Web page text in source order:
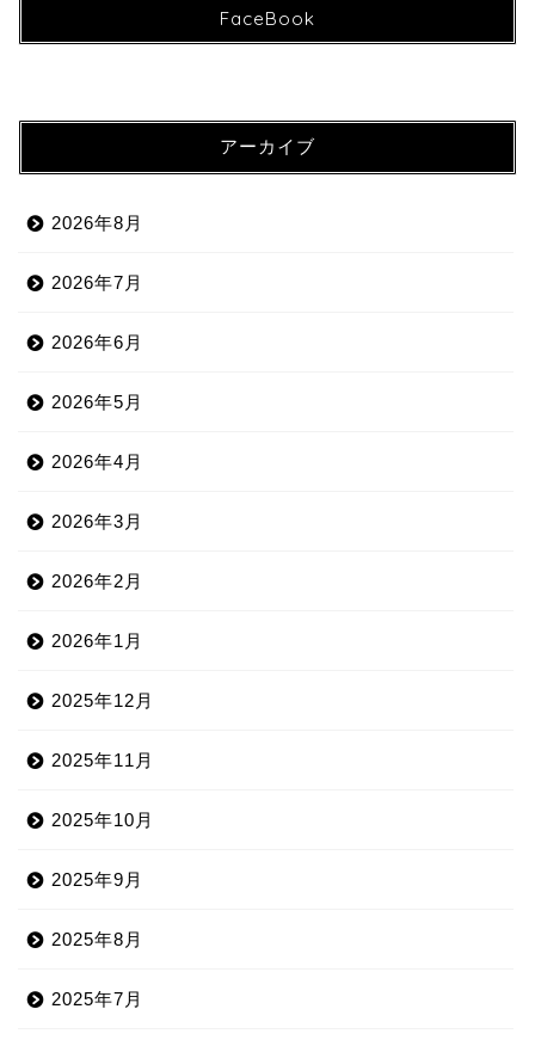
FaceBook
アーカイブ
2026年8月
2026年7月
2026年6月
2026年5月
2026年4月
2026年3月
2026年2月
2026年1月
2025年12月
2025年11月
2025年10月
2025年9月
2025年8月
2025年7月